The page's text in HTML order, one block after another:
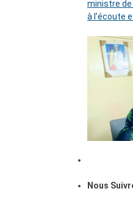
ministre de
à l’écoute
Nous